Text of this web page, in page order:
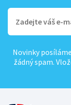
Novinky
žádný spam.